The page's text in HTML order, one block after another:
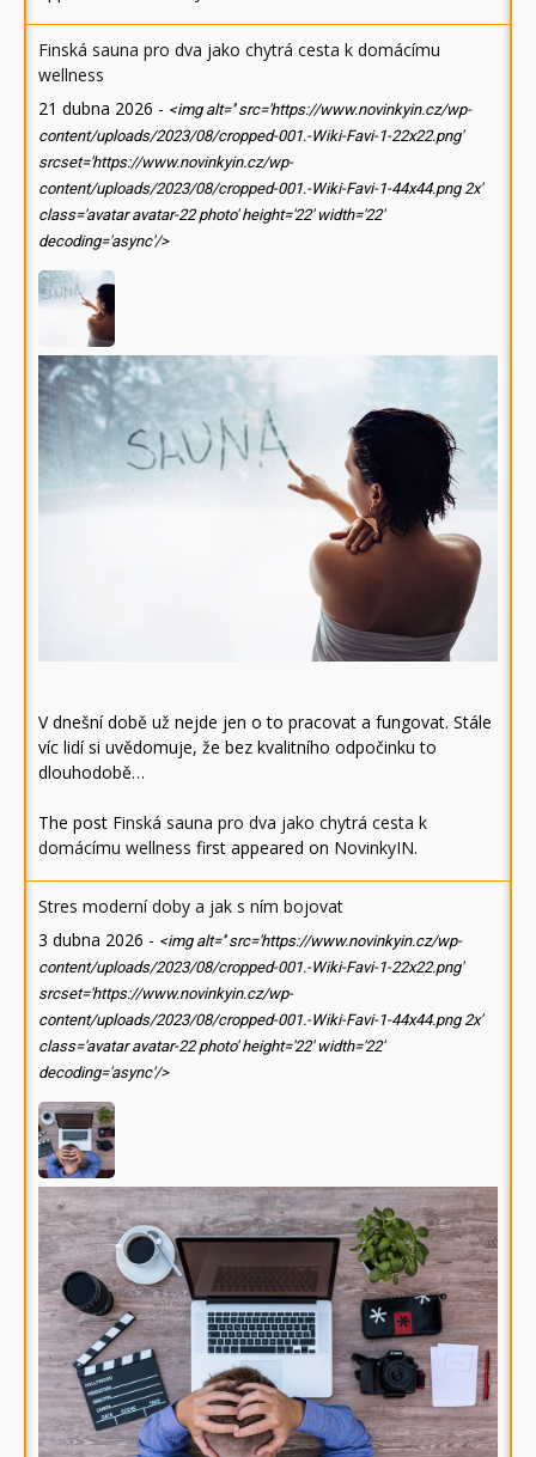
Finská sauna pro dva jako chytrá cesta k domácímu
wellness
21 dubna 2026 - <img alt='' src='https://www.novinkyin.cz/wp-
content/uploads/2023/08/cropped-001.-Wiki-Favi-1-22x22.png'
srcset='https://www.novinkyin.cz/wp-
content/uploads/2023/08/cropped-001.-Wiki-Favi-1-44x44.png 2x'
class='avatar avatar-22 photo' height='22' width='22'
decoding='async'/>
V dnešní době už nejde jen o to pracovat a fungovat. Stále
víc lidí si uvědomuje, že bez kvalitního odpočinku to
dlouhodobě…
The post Finská sauna pro dva jako chytrá cesta k
domácímu wellness first appeared on NovinkyIN.
Stres moderní doby a jak s ním bojovat
3 dubna 2026 - <img alt='' src='https://www.novinkyin.cz/wp-
content/uploads/2023/08/cropped-001.-Wiki-Favi-1-22x22.png'
srcset='https://www.novinkyin.cz/wp-
content/uploads/2023/08/cropped-001.-Wiki-Favi-1-44x44.png 2x'
class='avatar avatar-22 photo' height='22' width='22'
decoding='async'/>